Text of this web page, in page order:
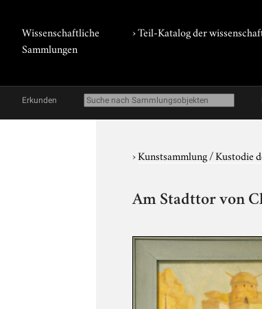
Wissenschaftliche
Sammlungen
› Teil-Katalog der
Erkunden
›Kunstsammlung / Kustodie
Am Stadttor von